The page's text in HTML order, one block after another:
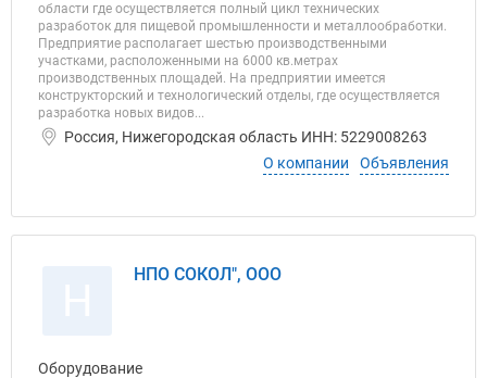
области где осуществляется полный цикл технических
разработок для пищевой промышленности и металлообработки.
Предприятие располагает шестью производственными
участками, расположенными на 6000 кв.метрах
производственных площадей. На предприятии имеется
конструкторский и технологический отделы, где осуществляется
разработка новых видов...
Россия, Нижегородская область ИНН: 5229008263
О компании
Объявления
НПО СОКОЛ", ООО
Оборудование